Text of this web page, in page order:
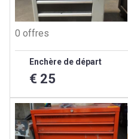
0 offres
Enchère de départ
€ 25